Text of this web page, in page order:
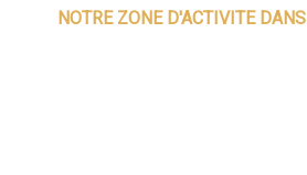
NOTRE ZONE D'ACTIVITE DANS